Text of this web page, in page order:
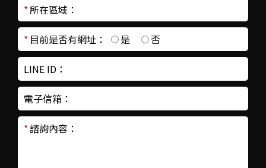
*所在區域：
* 目前是否有網址： 是 否
LINE ID：
電子信箱：
*諮詢內容：